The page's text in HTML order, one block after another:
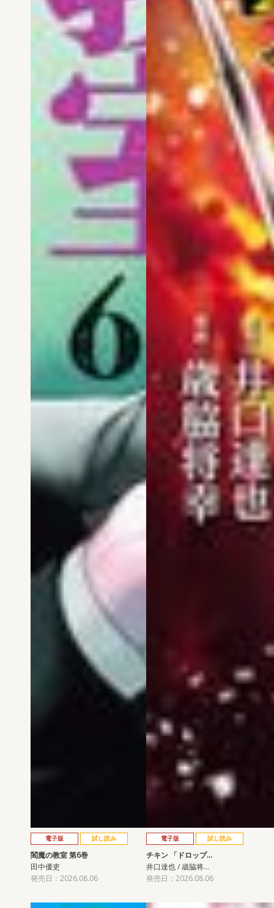
電子版 試し読み
閻魔の教室 第6巻
田中優吏
発売日：2026.08.06
電子版 試し読み
チキン 「ドロップ…
井口達也 / 歳脇将…
発売日：2026.08.06